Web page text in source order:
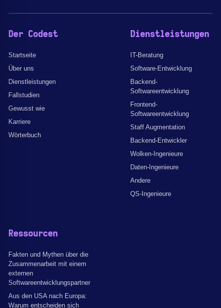
Der Codest
Startseite
Über uns
Dienstleistungen
Fallstudien
Gewusst wie
Karriere
Wörterbuch
Dienstleistungen
IT-Beratung
Software-Entwicklung
Backend-
Softwareentwicklung
Frontend-
Softwareentwicklung
Staff Augmentation
Backend-Entwickler
Wolken-Ingenieure
Daten-Ingenieure
Andere
QS-Ingenieure
Ressourcen
Fakten und Mythen über die
Zusammenarbeit mit einem
externen
Softwareentwicklungspartner
Aus den USA nach Europa:
Warum entscheiden sich